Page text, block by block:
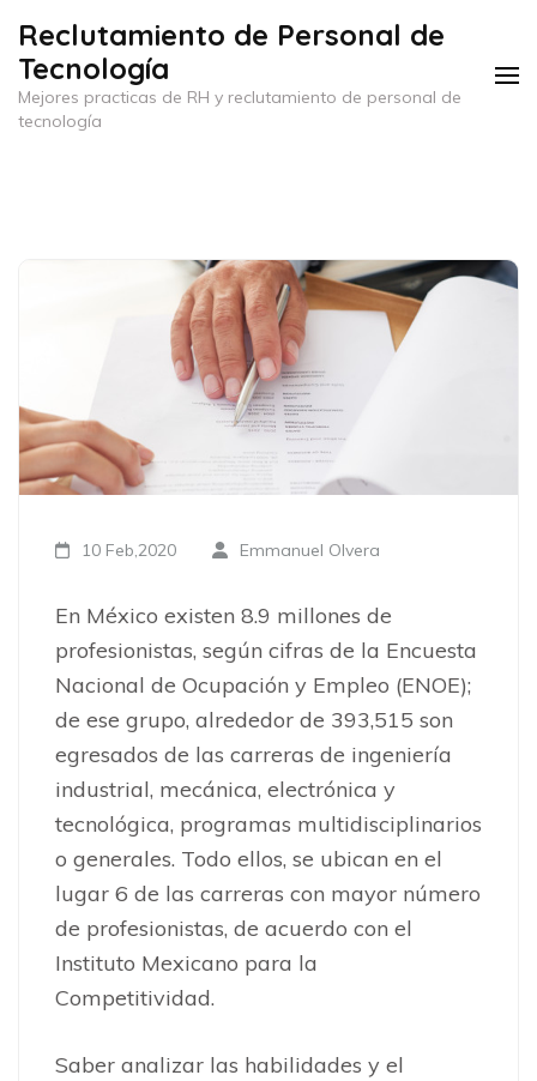
contenido
(presiona
Reclutamiento de Personal de
Tecnología
Mejores practicas de RH y reclutamiento de personal de
tecnología
10 Feb,2020 Emmanuel Olvera
En México existen 8.9 millones de
profesionistas, según cifras de la Encuesta
Nacional de Ocupación y Empleo (ENOE);
de ese grupo, alrededor de 393,515 son
egresados de las carreras de ingeniería
industrial, mecánica, electrónica y
tecnológica, programas multidisciplinarios
o generales. Todo ellos, se ubican en el
lugar 6 de las carreras con mayor número
de profesionistas, de acuerdo con el
Instituto Mexicano para la
Competitividad.
Saber analizar las habilidades y el